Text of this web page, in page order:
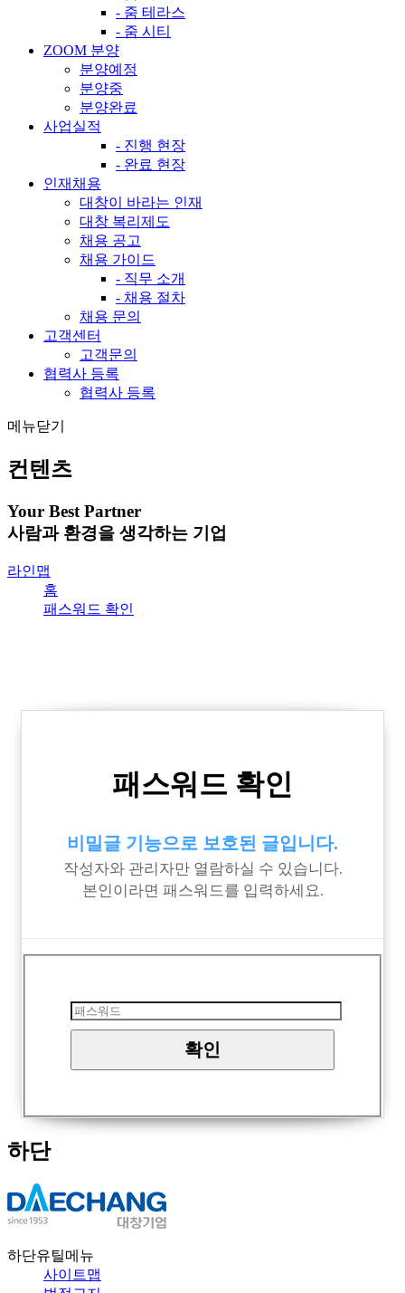
- 줌 테라스
- 줌 시티
ZOOM 분양
분양예정
분양중
분양완료
사업실적
- 진행 현장
- 완료 현장
인재채용
대창이 바라는 인재
대창 복리제도
채용 공고
채용 가이드
- 직무 소개
- 채용 절차
채용 문의
고객센터
고객문의
협력사 등록
협력사 등록
메뉴닫기
컨텐츠
Your Best Partner
사람과 환경을 생각하는 기업
라인맵
홈
패스워드 확인
패스워드 확인
비밀글 기능으로 보호된 글입니다.
작성자와 관리자만 열람하실 수 있습니다.
본인이라면 패스워드를 입력하세요.
하단
하단유틸메뉴
사이트맵